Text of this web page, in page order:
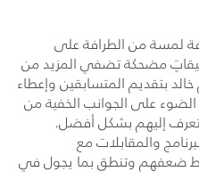
لمسة من الطرافة على
مضحكة تضفي المزيد من
بتقديم المتسابقين وإعطاء
على الجوانب الخفية من
إليهم بشكل أفضل.
والمقابلات مع
ضعفهم وتنطق بما يجول في